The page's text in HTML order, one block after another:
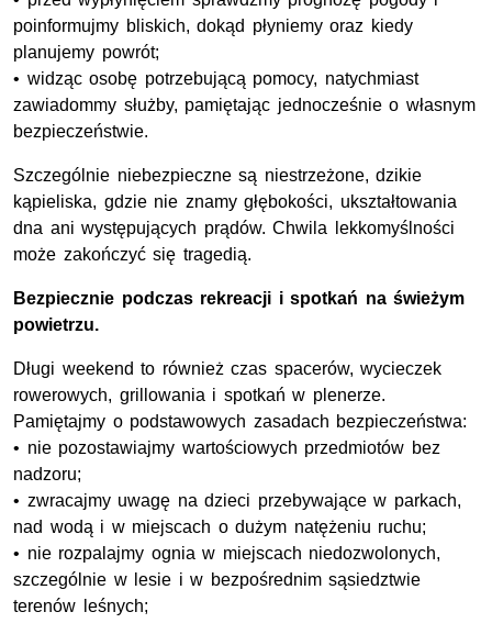
poinformujmy bliskich, dokąd płyniemy oraz kiedy
planujemy powrót;
• widząc osobę potrzebującą pomocy, natychmiast
zawiadommy służby, pamiętając jednocześnie o własnym
bezpieczeństwie.
Szczególnie niebezpieczne są niestrzeżone, dzikie
kąpieliska, gdzie nie znamy głębokości, ukształtowania
dna ani występujących prądów. Chwila lekkomyślności
może zakończyć się tragedią.
Bezpiecznie podczas rekreacji i spotkań na świeżym
powietrzu.
Długi weekend to również czas spacerów, wycieczek
rowerowych, grillowania i spotkań w plenerze.
Pamiętajmy o podstawowych zasadach bezpieczeństwa:
• nie pozostawiajmy wartościowych przedmiotów bez
nadzoru;
• zwracajmy uwagę na dzieci przebywające w parkach,
nad wodą i w miejscach o dużym natężeniu ruchu;
• nie rozpalajmy ognia w miejscach niedozwolonych,
szczególnie w lesie i w bezpośrednim sąsiedztwie
terenów leśnych;